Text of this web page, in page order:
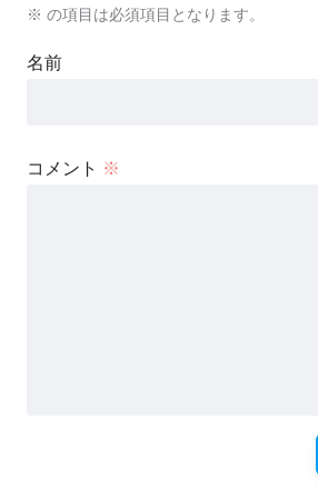
※ の項目は必須項目となります。
名前
コメント ※